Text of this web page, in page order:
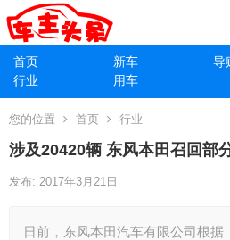
首页 新车 导
行业
用车
您的位置 首页 行业
涉及20420辆 东风本田召回部
发布: 2017年3月21日
日前，东风本田汽车有限公司根据